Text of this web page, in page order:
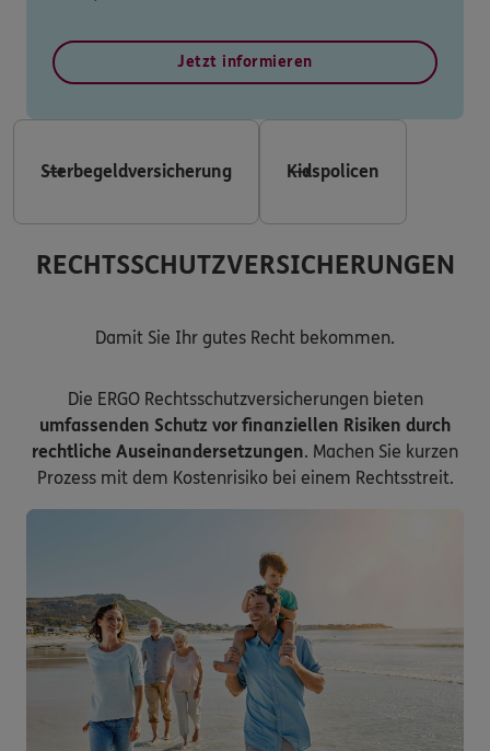
Jetzt informieren
Sterbegeldversicherung Kidspolicen
RECHTSSCHUTZVERSICHERUNGEN
Damit Sie Ihr gutes Recht bekommen.
Die ERGO Rechtsschutzversicherungen bieten
umfassenden Schutz vor finanziellen Risiken durch
rechtliche Auseinandersetzungen. Machen Sie kurzen
Prozess mit dem Kostenrisiko bei einem Rechtsstreit.